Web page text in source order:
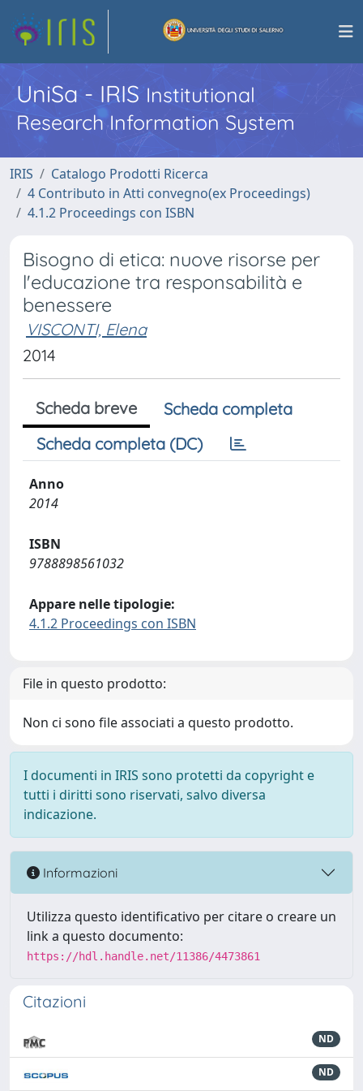
UniSa - IRISInstitutional
Research Information System
IRIS
Catalogo Prodotti Ricerca
4 Contributo in Atti convegno(ex Proceedings)
4.1.2 Proceedings con ISBN
Bisogno di etica: nuove risorse per
l'educazione tra responsabilità e
benessere
VISCONTI, Elena
2014
Scheda breve
Scheda completa
Scheda completa (DC)
Anno
2014
ISBN
9788898561032
Appare nelle tipologie:
4.1.2 Proceedings con ISBN
File in questo prodotto:
Non ci sono file associati a questo prodotto.
I documenti in IRIS sono protetti da copyright e
tutti i diritti sono riservati, salvo diversa
indicazione.
Informazioni
Utilizza questo identificativo per citare o creare un
link a questo documento:
https://hdl.handle.net/11386/4473861
Citazioni
ND
ND